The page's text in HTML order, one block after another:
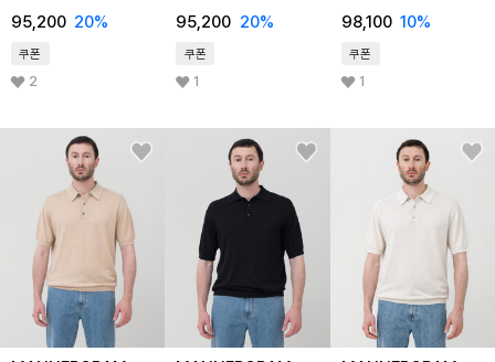
95,200 20%
쿠폰
2
95,200 20%
쿠폰
1
98,100 10%
쿠폰
1